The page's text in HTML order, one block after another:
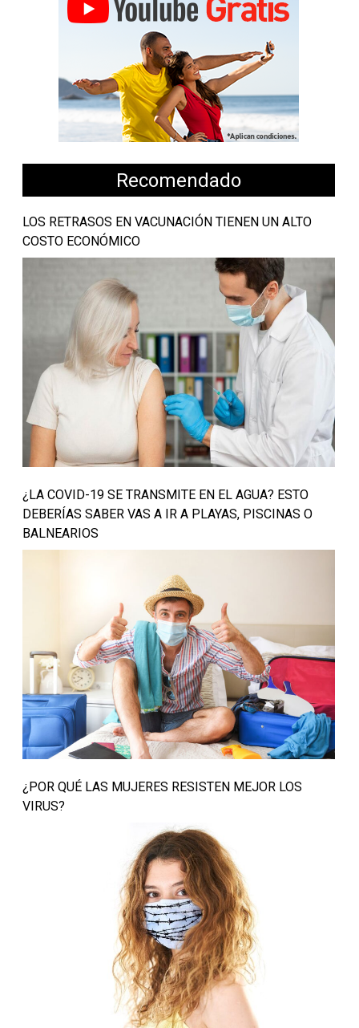
Recomendado
LOS RETRASOS EN VACUNACIÓN TIENEN UN ALTO
COSTO ECONÓMICO
¿LA COVID-19 SE TRANSMITE EN EL AGUA? ESTO
DEBERÍAS SABER VAS A IR A PLAYAS, PISCINAS O
BALNEARIOS
¿POR QUÉ LAS MUJERES RESISTEN MEJOR LOS
VIRUS?